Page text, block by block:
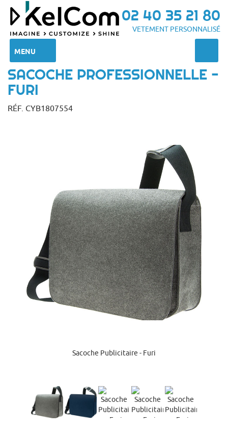
02 40 35 21 80
VETEMENT PERSONNALISÉ
MENU
SACOCHE PROFESSIONNELLE -
FURI
RÉF. CYB1807554
Sacoche Publicitaire - Furi